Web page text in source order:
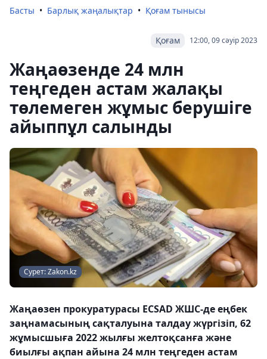
Басты Барлық жаңалықтар Қоғам тынысы
12:00, 09 сәуір 2023
Қоғам
Жаңаөзенде 24 млн
теңгеден астам жалақы
төлемеген жұмыс берушіге
айыппұл салынды
Сурет: Zakon.kz
Жаңаөзен прокуратурасы ECSAD ЖШС-де еңбек
заңнамасының сақталуына талдау жүргізіп, 62
жұмысшыға 2022 жылғы желтоқсанға және
биылғы ақпан айына 24 млн теңгеден астам